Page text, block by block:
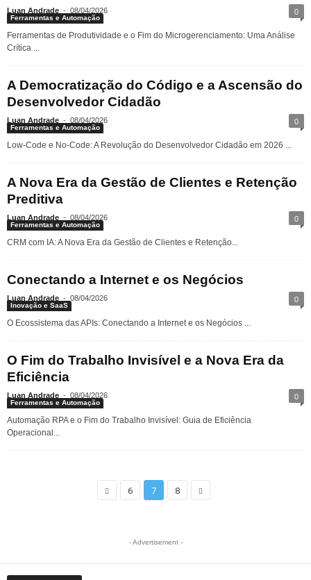
Luan Andrade - 08/04/2026 0
Ferramentas e Automação
Ferramentas de Produtividade e o Fim do Microgerenciamento: Uma Análise
Crítica ...
A Democratização do Código e a Ascensão do
Desenvolvedor Cidadão
Luan Andrade - 08/04/2026 0
Ferramentas e Automação
Low-Code e No-Code: A Revolução do Desenvolvedor Cidadão em 2026 ...
A Nova Era da Gestão de Clientes e Retenção
Preditiva
Luan Andrade - 08/04/2026 0
Ferramentas e Automação
CRM com IA: A Nova Era da Gestão de Clientes e Retenção...
Conectando a Internet e os Negócios
Luan Andrade - 08/04/2026 0
Inovação e SaaS
O Ecossistema das APIs: Conectando a Internet e os Negócios ...
O Fim do Trabalho Invisível e a Nova Era da
Eficiência
Luan Andrade - 08/04/2026 0
Ferramentas e Automação
Automação RPA e o Fim do Trabalho Invisível: Guia de Eficiência
Operacional...
6 7 8
- Advertisement -